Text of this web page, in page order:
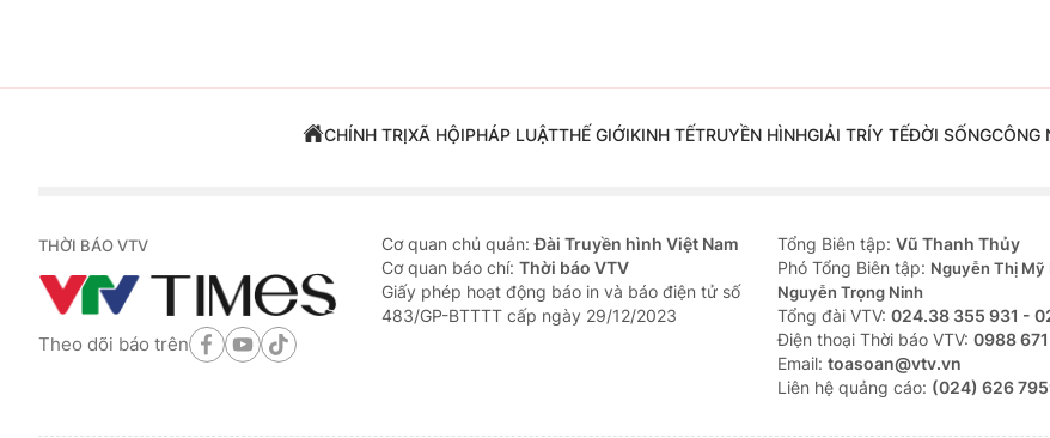
CHÍNH TRỊXÃ HỘIPHÁP LUẬTTHẾ GIỚIKINH TẾTRUYỀN HÌNHGIẢI TRÍY TẾĐỜI SỐNGCÔNG
THỜI BÁO VTV
Theo dõi báo trên
Cơ quan chủ quản:Đài Truyền hình Việt Nam
Cơ quan báo chí: Thời báo VTV
Giấy phép hoạt động báo in và báo điện tử số
483/GP-BTTTT cấp ngày 29/12/2023
Tổng Biên tập: Vũ Thanh Thủy
Phó Tổng Biên tập: Nguyễn Thị Mỹ
Nguyễn Trọng Ninh
Tổng đài VTV: 024.38 355 931 -
Ðiện thoại Thời báo VTV: 0988 671
Email: toasoan@vtv.vn
Liên hệ quảng cáo: (024) 626